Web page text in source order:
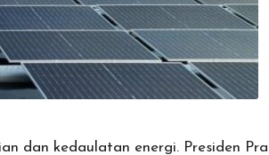
dan kedaulatan energi. Presiden